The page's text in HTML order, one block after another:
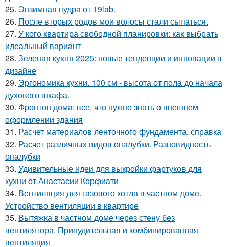
25. Энзимная пудра от 19lab.
26. После вторых родов мои волосы стали сыпаться.
27. У кого квартира свободной планировки: как выбрать
идеальный вариант
28. Зеленая кухня 2025: новые тенденции и инновации в
дизайне
29. Эргономика кухни. 100 см - высота от пола до начала
духового шкафа.
30. Фронтон дома: все, что нужно знать о внешнем
оформлении здания
31. Расчет материалов ленточного фундамента. справка
32. Расчет различных видов опалубки. Разновидность
опалубки
33. Удивительные идеи для выкройки фартуков для
кухни от Анастасии Корфиати
34. Вентиляция для газового котла в частном доме.
Устройство вентиляции в квартире
35. Вытяжка в частном доме через стену без
вентилятора. Принудительная и комбинированная
вентиляция